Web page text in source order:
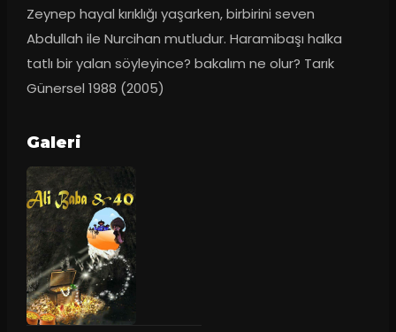
Zeynep hayal kırıklığı yaşarken, birbirini seven
Abdullah ile Nurcihan mutludur. Haramibaşı halka
tatlı bir yalan söyleyince? bakalım ne olur? Tarık
Günersel 1988 (2005)
Galeri